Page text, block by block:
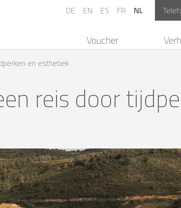
DE EN ES FR NL
Voucher
en esthetiek
reis door